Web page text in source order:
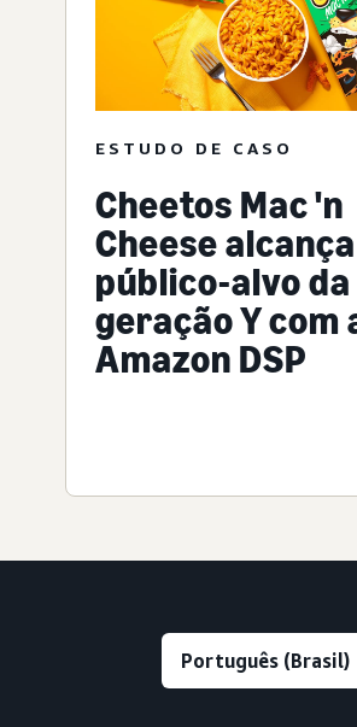
ESTUDO DE CASO
Cheetos Mac 'n
Cheese
público-alvo da
geração Y com
Amazon DSP